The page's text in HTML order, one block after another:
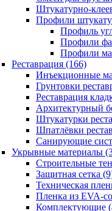
Штукатурно-
Профили
Профиль
Профили
Профили
Реставрация (166)
Инъекционные
Грунтовки
Реставрация
Архитектурный
Штукатурки
Шпатлёвки
Санирующие
Укрывные материалы
Строительные
Защитная сетка
Техническая
Пленка из EVA-
Комплектующие